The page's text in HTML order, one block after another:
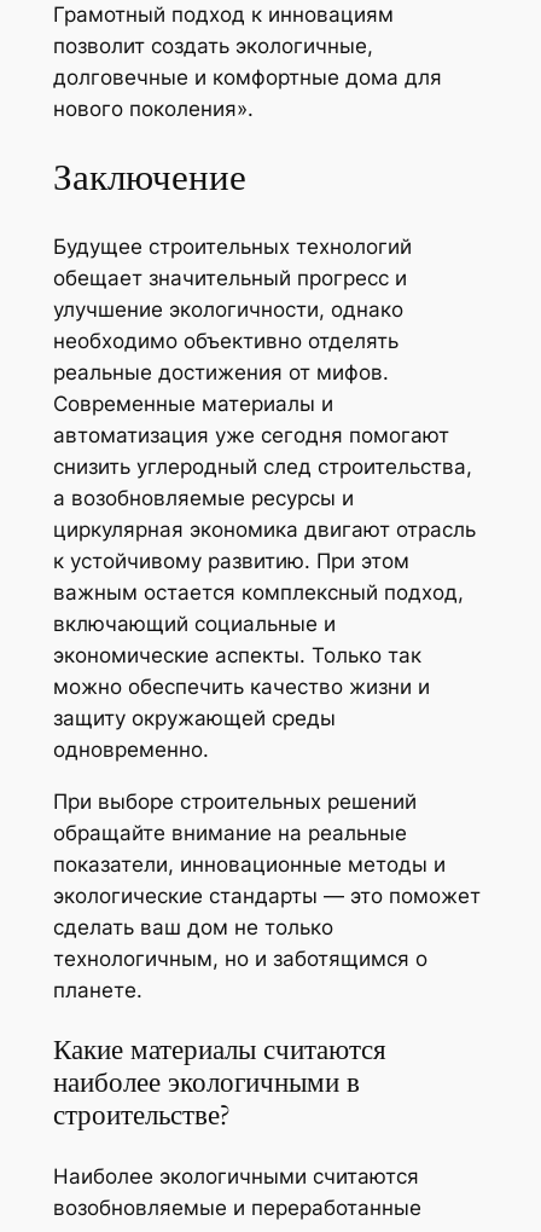
Грамотный подход к инновациям
позволит создать экологичные,
долговечные и комфортные дома для
нового поколения».
Заключение
Будущее строительных технологий
обещает значительный прогресс и
улучшение экологичности, однако
необходимо объективно отделять
реальные достижения от мифов.
Современные материалы и
автоматизация уже сегодня помогают
снизить углеродный след строительства,
а возобновляемые ресурсы и
циркулярная экономика двигают отрасль
к устойчивому развитию. При этом
важным остается комплексный подход,
включающий социальные и
экономические аспекты. Только так
можно обеспечить качество жизни и
защиту окружающей среды
одновременно.
При выборе строительных решений
обращайте внимание на реальные
показатели, инновационные методы и
экологические стандарты — это поможет
сделать ваш дом не только
технологичным, но и заботящимся о
планете.
Какие материалы считаются
наиболее экологичными в
строительстве?
Наиболее экологичными считаются
возобновляемые и переработанные